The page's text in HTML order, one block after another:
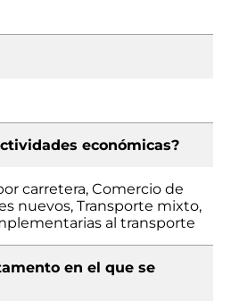
económicas?
carretera, Comercio de
nuevos, Transporte mixto,
al transporte
en el que se